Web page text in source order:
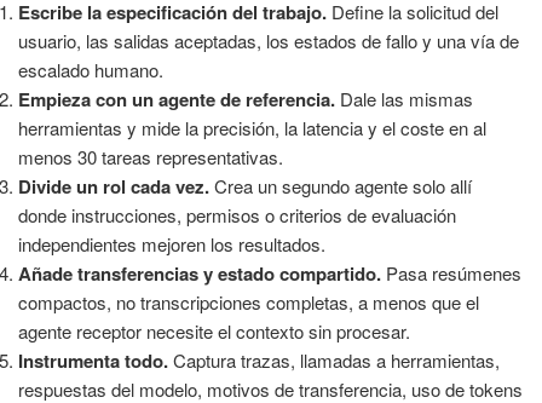
Escribe la especificación del trabajo. Define la solicitud del
usuario, las salidas aceptadas, los estados de fallo y una vía de
escalado humano.
Empieza con un agente de referencia. Dale las mismas
herramientas y mide la precisión, la latencia y el coste en al
menos 30 tareas representativas.
Divide un rol cada vez.Crea un segundo agente solo allí
donde instrucciones, permisos o criterios de evaluación
independientes mejoren los resultados.
Añade transferencias y estado compartido. Pasa resúmenes
compactos, no transcripciones completas, a menos que el
agente receptor necesite el contexto sin procesar.
Instrumenta todo.Captura trazas, llamadas a herramientas,
respuestas del modelo, motivos de transferencia, uso de tokens